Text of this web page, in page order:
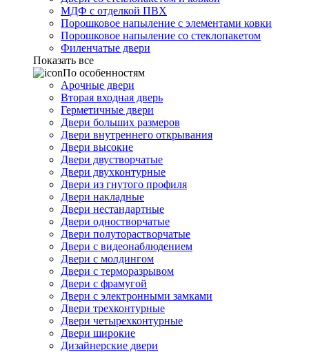
МДФ с отделкой ПВХ
Порошковое напыление с элементами ковки
Порошковое напыление со стеклопакетом
Филенчатые двери
Показать все
По особенностям
Арочные двери
Вторая входная дверь
Герметичные двери
Двери больших размеров
Двери внутреннего открывания
Двери высокие
Двери двустворчатые
Двери двухконтурные
Двери из гнутого профиля
Двери накладные
Двери нестандартные
Двери одностворчатые
Двери полуторастворчатые
Двери с видеонаблюдением
Двери с молдингом
Двери с терморазрывом
Двери с фрамугой
Двери с электронными замками
Двери трехконтурные
Двери четырехконтурные
Двери широкие
Дизайнерские двери